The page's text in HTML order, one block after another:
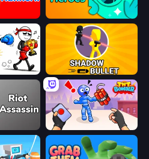
Haunted Heroes
Shadow Bullet
TNT Bomber